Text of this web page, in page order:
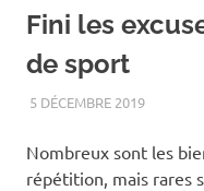
famille
Fini les
de sport
5 DÉCEMBRE 2019LOISIRS
Nombreux sont les
répétition, mais rares